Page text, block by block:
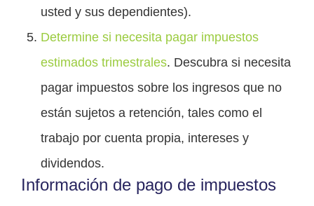
usted y sus dependientes).
Determine si necesita pagar impuestos
estimados trimestrales. Descubra si necesita
pagar impuestos sobre los ingresos que no
están sujetos a retención, tales como el
trabajo por cuenta propia, intereses y
dividendos.
Información de pago de impuestos